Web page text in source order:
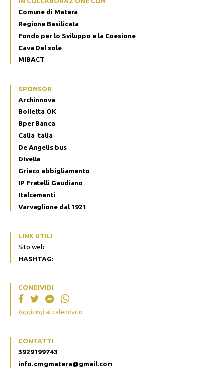
Comune di Matera
Regione Basilicata
Fondo per lo Sviluppo e la Coesione
Cava Del sole
MIBACT
SPONSOR
Archinnova
Bolletta OK
Bper Banca
Calia Italia
De Angelis bus
Divella
Grieco abbigliamento
IP Fratelli Gaudiano
Italcementi
Varvaglione dal 1921
LINK UTILI
Sito web
HASHTAG:
CONDIVIDI
Aggiungi al calendario
CONTATTI
3929199743
info.omgmatera@gmail.com